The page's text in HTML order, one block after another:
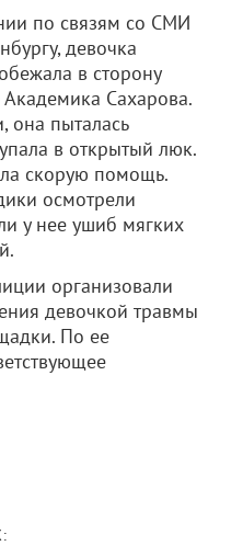
по связям со СМИ
девочка
в сторону
Сахарова.
она пыталась
в открытый люк.
скорую помощь.
осмотрели
у нее ушиб мягких
организовали
девочкой травмы
По ее